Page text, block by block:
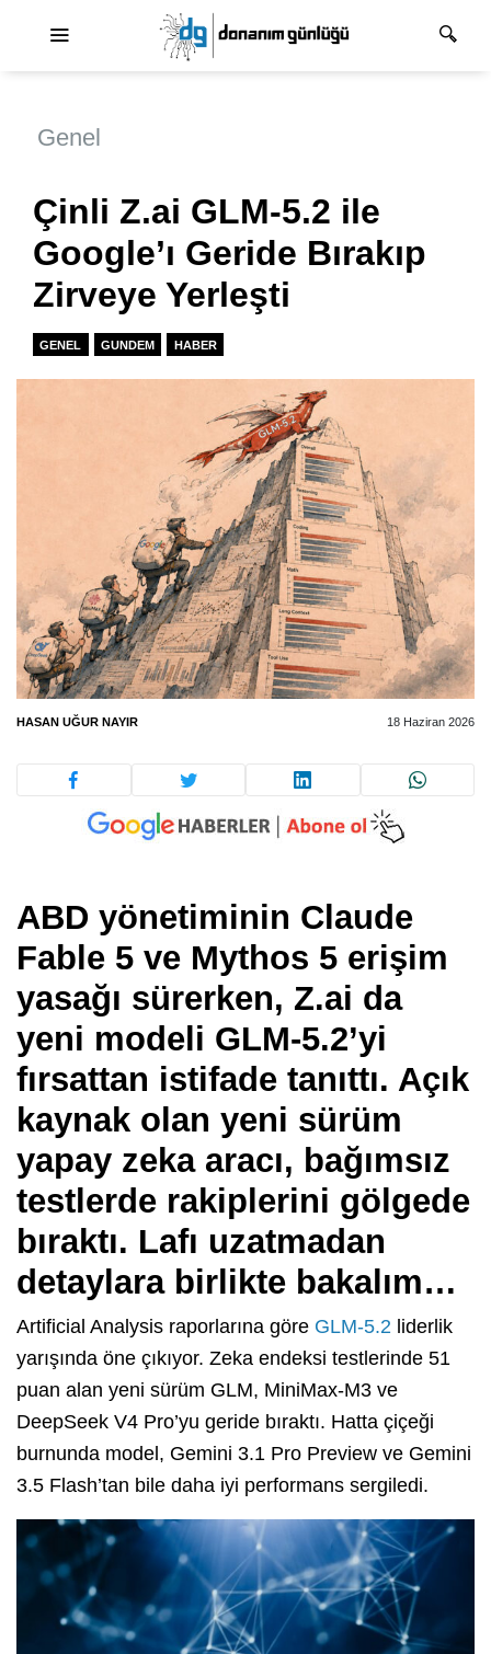
Genel
Çinli Z.ai GLM-5.2 ile
Google’ı Geride Bırakıp
Zirveye Yerleşti
GENEL GUNDEM HABER
HASAN UĞUR NAYIR 18 Haziran 2026
ABD yönetiminin Claude
Fable 5 ve Mythos 5 erişim
yasağı sürerken, Z.ai da
yeni modeli GLM-5.2’yi
fırsattan istifade tanıttı. Açık
kaynak olan yeni sürüm
yapay zeka aracı, bağımsız
testlerde rakiplerini gölgede
bıraktı. Lafı uzatmadan
detaylara birlikte bakalım…
Artificial Analysis raporlarına göre GLM-5.2 liderlik
yarışında öne çıkıyor. Zeka endeksi testlerinde 51
puan alan yeni sürüm GLM, MiniMax-M3 ve
DeepSeek V4 Pro’yu geride bıraktı. Hatta çiçeği
burnunda model, Gemini 3.1 Pro Preview ve Gemini
3.5 Flash’tan bile daha iyi performans sergiledi.